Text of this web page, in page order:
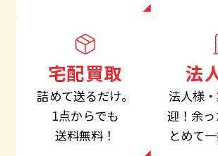
宅配買取
詰めて送るだけ。
1点からでも
送料無料！
法
法人様
迎！余っ
とめて